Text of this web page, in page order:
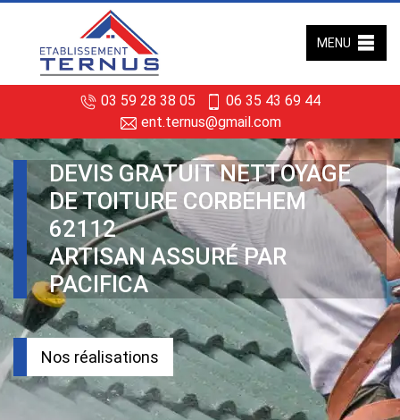
03 59 28 38 05
06 35 43 69 44
ent.ternus@gmail.com
MENU
DEVIS GRATUIT NETTOYAGE
DE TOITURE CORBEHEM
62112
ARTISAN ASSURÉ PAR
PACIFICA
Nos réalisations